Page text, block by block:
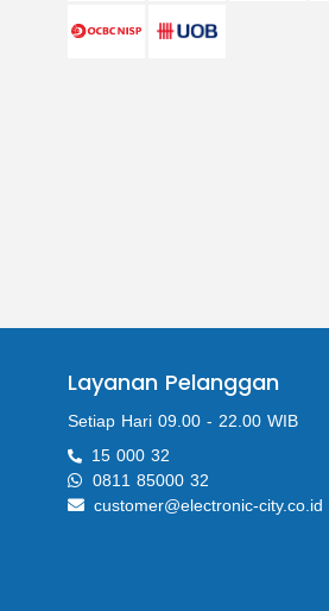
Layanan Pelanggan
Setiap Hari 09.00 - 22.00 WIB
15 000 32
0811 85000 32
customer@electronic-city.co.id